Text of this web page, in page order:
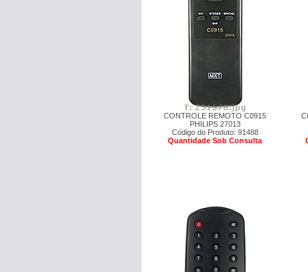
CONTROLE REMOTO C0915
PHILIPS 27013
Código do Produto: 91488
Quantidade Sob Consulta